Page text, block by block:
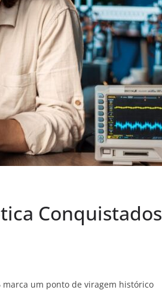
Conquistados
marca um ponto de viragem histórico